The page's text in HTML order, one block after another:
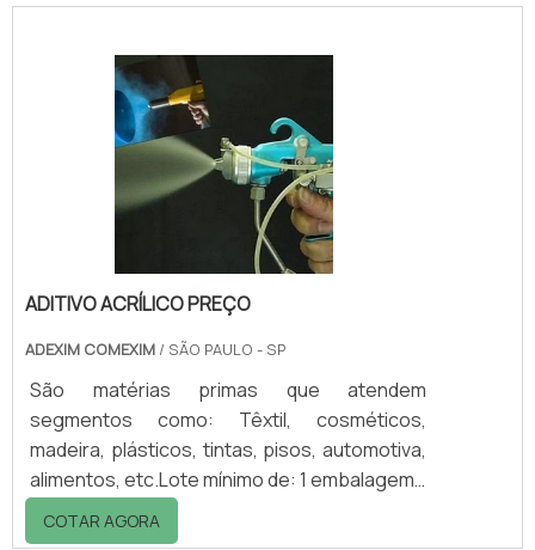
mercado está concentrado na indústria de
revestimentos de alta performance. Devido à
sua morfologia, lâminas de vidro muito finas e
de relação proporcional elevada entre área e
espessura, o floco de vidro: Facilita a
liberação .
ADITIVO ACRÍLICO PREÇO
ADEXIM COMEXIM / SÃO PAULO - SP
São matérias primas que atendem
segmentos como: Têxtil, cosméticos,
madeira, plásticos, tintas, pisos, automotiva,
alimentos, etc.Lote mínimo de: 1 embalagem -
20kgBusca pelo aditivo acrílico?A Estron
Chemical produz uma extensa linha de aditivo
COTAR AGORA